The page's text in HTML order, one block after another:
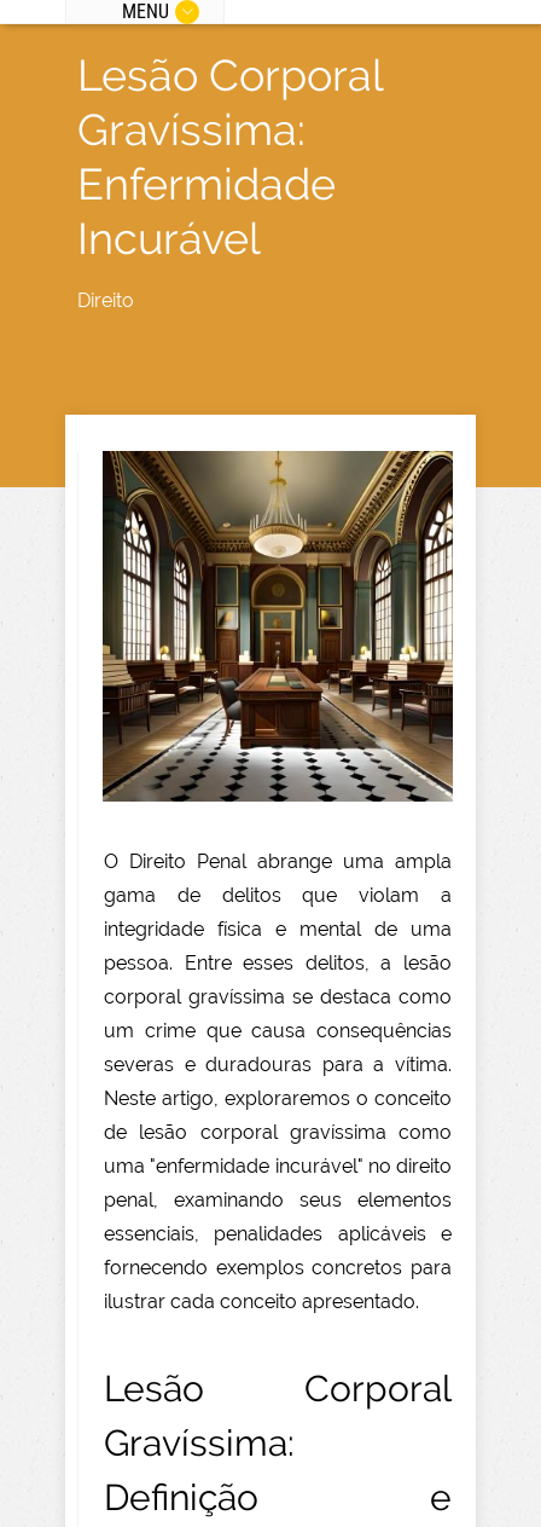
MENU
Lesão Corporal
Gravíssima:
Enfermidade
Incurável
Direito
O Direito Penal abrange uma ampla
gama de delitos que violam a
integridade física e mental de uma
pessoa. Entre esses delitos, a lesão
corporal gravíssima se destaca como
um crime que causa consequências
severas e duradouras para a vítima.
Neste artigo, exploraremos o conceito
de lesão corporal gravíssima como
uma "enfermidade incurável" no direito
penal, examinando seus elementos
essenciais, penalidades aplicáveis e
fornecendo exemplos concretos para
ilustrar cada conceito apresentado.
Lesão Corporal
Gravíssima:
Definição e